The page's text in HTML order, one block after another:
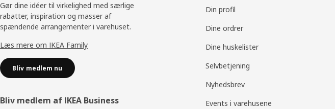
Gør dine idéer til virkelighed med særlige
rabatter, inspiration og masser af
spændende arrangementer i varehuset.
Læs mere om IKEA Family
Bliv medlem nu
Bliv medlem af IKEA Business
Din profil
Dine ordrer
Dine huskelister
Selvbetjening
Nyhedsbrev
Events i varehusene